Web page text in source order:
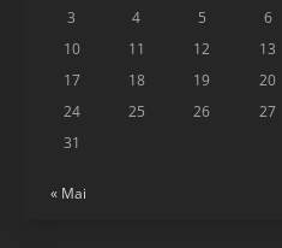
3
4 5 6
10
11 12 13
17
18 19 20
24
25 26 27
31
« Mai